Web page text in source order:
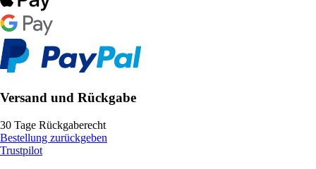
Versand und Rückgabe
30 Tage Rückgaberecht
Bestellung zurückgeben
Trustpilot